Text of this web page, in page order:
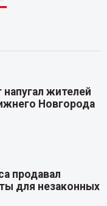
жителей
Новгорода
продавал
для незаконных